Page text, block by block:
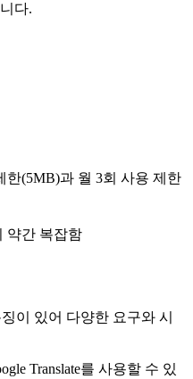
다.
한(5MB)과 월 3회 사용 제한
약간 복잡함
이 있어 다양한 요구와 시
Translate를 사용할 수 있